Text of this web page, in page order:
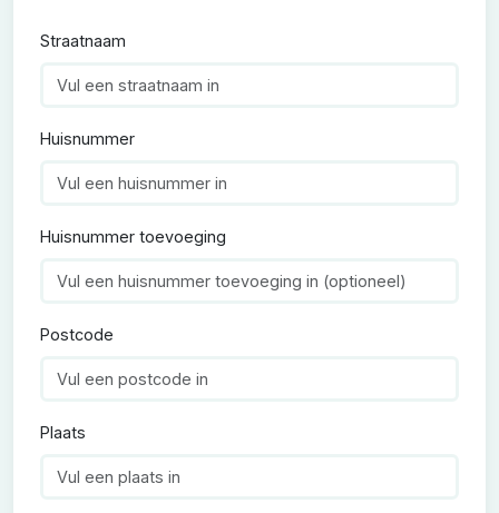
Straatnaam
Huisnummer
Huisnummer toevoeging
Postcode
Plaats